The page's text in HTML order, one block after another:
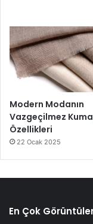
Modern Modanın
Vazgeçilmez
Özellikleri
22 Ocak 2025
En Çok